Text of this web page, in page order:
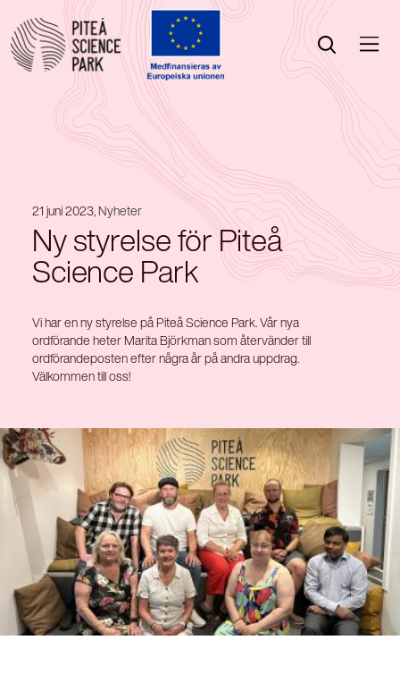
Öppna sök
Öppna menyn
21 juni 2023, Nyheter
Ny styrelse för Piteå
Science Park
Vi har en ny styrelse på Piteå Science Park. Vår nya
ordförande heter Marita Björkman som återvänder till
ordförandeposten efter några år på andra uppdrag.
Välkommen till oss!